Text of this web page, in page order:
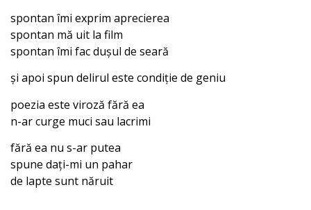
spontan îmi exprim aprecierea
spontan mă uit la film
spontan îmi fac dușul de seară
și apoi spun delirul este condiție de geniu
poezia este viroză fără ea
n-ar curge muci sau lacrimi
fără ea nu s-ar putea
spune dați-mi un pahar
de lapte sunt năruit